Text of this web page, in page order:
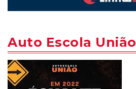
Auto Escola União